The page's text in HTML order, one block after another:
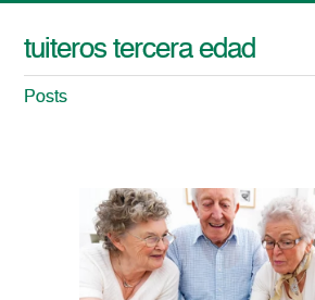
tuiteros tercera edad
Posts